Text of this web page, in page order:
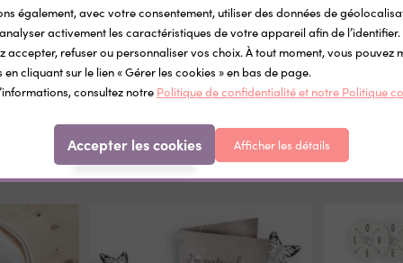
vêtement personnalisées
Little Wild
€
Étiquettes objets personnalisées Pop
Étiquettes autocollantes pour l'école et
fournitures scolaires
0,34 €
Dans la même catégorie
également, avec votre consentement, utiliser des données de
activement les caractéristiques de votre appareil afin de l’identifier.
accepter, refuser ou personnaliser vos choix. À tout moment, vous pouvez
en cliquant sur le lien « Gérer les cookies » en bas de page.
consultez notre Politique de confidentialité et notre Politique
Accepter les cookies Afficher les détails